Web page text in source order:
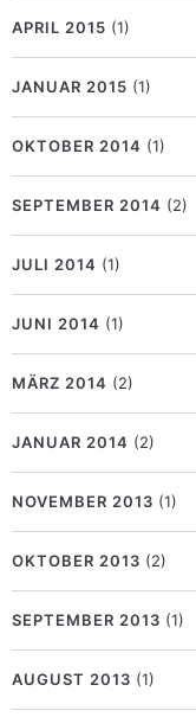
APRIL 2015 (1)
JANUAR 2015 (1)
OKTOBER 2014 (1)
SEPTEMBER 2014 (2)
JULI 2014 (1)
JUNI 2014 (1)
MÄRZ 2014 (2)
JANUAR 2014 (2)
NOVEMBER 2013 (1)
OKTOBER 2013 (2)
SEPTEMBER 2013 (1)
AUGUST 2013 (1)